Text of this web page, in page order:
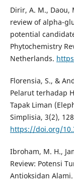
Dirir, A. M., Daou,
review of alpha-
potential
Phytochemistry
Netherlands.
Florensia, S., &
Pelarut terhadap
Tapak Liman
Simplisia, 3(2),
https://doi.org/
Ibroham, M. H.,
Review: Potensi
Antioksidan Alami.